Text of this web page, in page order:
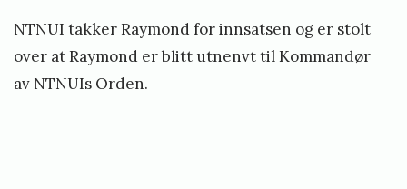
NTNUI takker Raymond for innsatsen og er stolt
over at Raymond er blitt utnenvt til Kommandør
av NTNUIs Orden.